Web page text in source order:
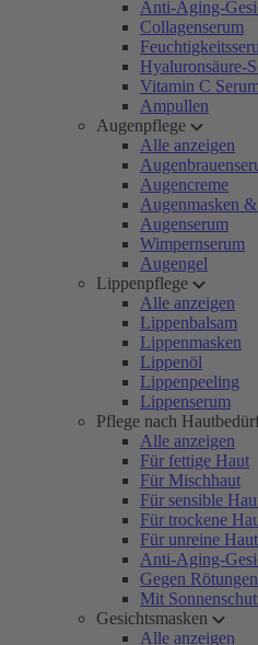
Anti-Aging-
Collagenserum
Hyaluronsäure-
Vitamin C Serum
Ampullen
Augenpflege
Alle anzeigen
Augencreme
Augenmasken
Augenserum
Wimpernserum
Augengel
Lippenpflege
Alle anzeigen
Lippenbalsam
Lippenmasken
Lippenöl
Lippenpeeling
Lippenserum
Pflege nach
Alle anzeigen
Für fettige Haut
Für Mischhaut
Für sensible
Für trockene
Für unreine Haut
Anti-Aging-
Gegen Rötungen
Mit
Gesichtsmasken
Alle anzeigen